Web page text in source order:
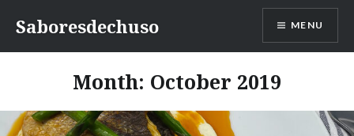
content
Saboresdechuso MENU
Month: October 2019